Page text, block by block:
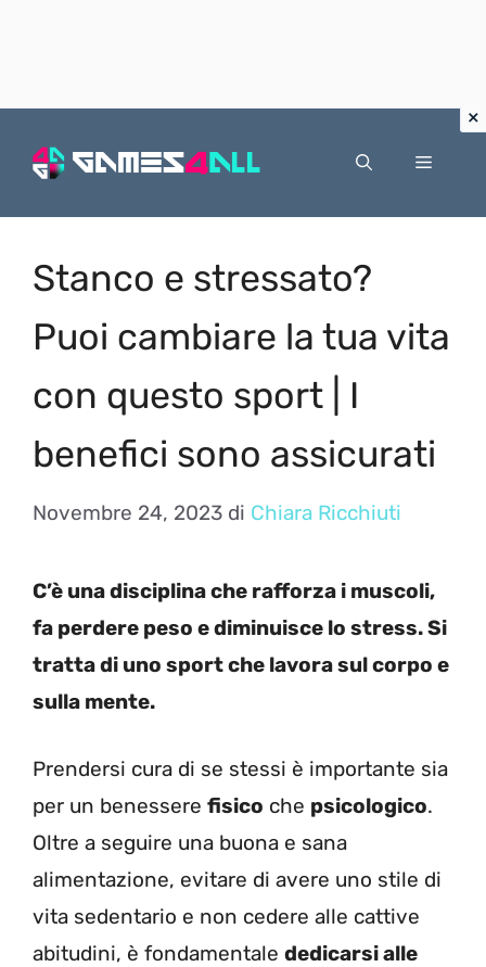
Menu
Stanco e stressato?
Puoi cambiare la tua vita
con questo sport | I
benefici sono assicurati
Novembre 24, 2023 di Chiara Ricchiuti
C’è una disciplina che rafforza i muscoli,
fa perdere peso e diminuisce lo stress. Si
tratta di uno sport che lavora sul corpo e
sulla mente.
Prendersi cura di se stessi è importante sia
per un benessere fisico che psicologico.
Oltre a seguire una buona e sana
alimentazione, evitare di avere uno stile di
vita sedentario e non cedere alle cattive
abitudini, è fondamentale dedicarsi alle